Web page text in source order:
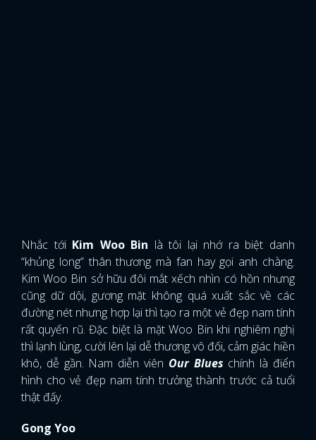
Nhắc tới Kim Woo Bin là tôi lại nhớ ra biệt danh
“khủng long” thân thương mà fan hay gọi anh chàng.
Kim Woo Bin sở hữu đôi mắt xếch nhìn có hồn nhưng
cũng dữ dội, gương mặt không quá xuất sắc về các
đường nét nhưng hợp lại thì tạo ra một vẻ đẹp nam tính
rất quyến rũ. Đặc biệt là mặt Woo Bin khi nghiêm nghị
thì lạnh lùng, cười lên lại dễ thương vô đối, cảm giác hiền
khô, dễ gần. Nam diễn viên Our Blues chính là điển
hình cho vẻ đẹp nam tính trưởng thành trước cả tuổi
thật đấy.
Gong Yoo